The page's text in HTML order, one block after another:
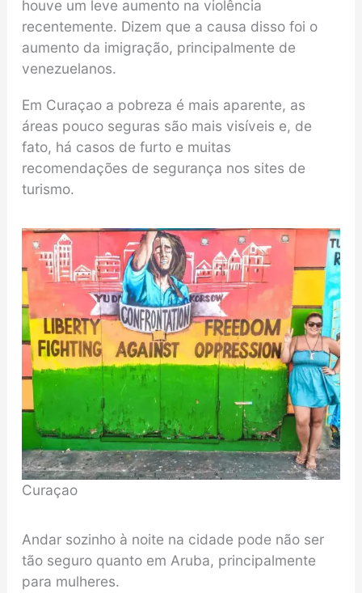
houve um leve aumento na violência
recentemente. Dizem que a causa disso foi o
aumento da imigração, principalmente de
venezuelanos.
Em Curaçao a pobreza é mais aparente, as
áreas pouco seguras são mais visíveis e, de
fato, há casos de furto e muitas
recomendações de segurança nos sites de
turismo.
Curaçao
Andar sozinho à noite na cidade pode não ser
tão seguro quanto em Aruba, principalmente
para mulheres.